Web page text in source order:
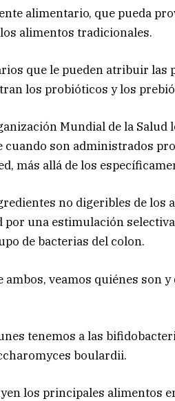
alimentario, que pueda
alimentos tradicionales.
que le pueden atribuir las
los probióticos y los
Mundial de la Salud
son administrados
más allá de los
no digeribles de los
por una estimulación
de bacterias del colon.
veamos quiénes son y
tenemos a las
boulardii.
los principales alimentos